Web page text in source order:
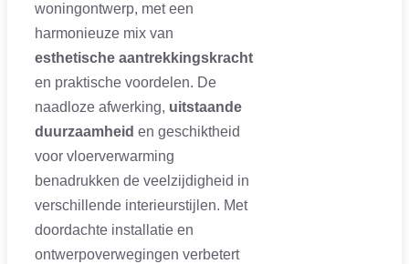
woningontwerp, met een
harmonieuze mix van
esthetische aantrekkingskracht
en praktische voordelen. De
naadloze afwerking, uitstaande
duurzaamheid en geschiktheid
voor vloerverwarming
benadrukken de veelzijdigheid in
verschillende interieurstijlen. Met
doordachte installatie en
ontwerpoverwegingen verbetert